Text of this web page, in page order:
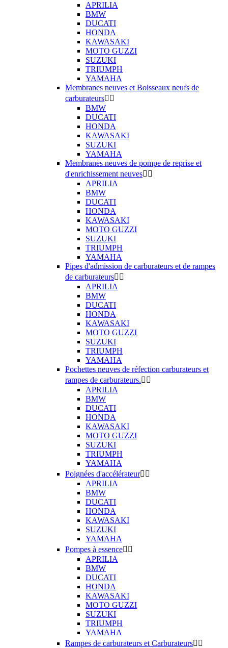
APRILIA
BMW
DUCATI
HONDA
KAWASAKI
MOTO GUZZI
SUZUKI
TRIUMPH
YAMAHA
Membranes neuves et Boisseaux neufs de
carburateurs 
BMW
DUCATI
HONDA
KAWASAKI
SUZUKI
YAMAHA
Membranes neuves de pompe de reprise et
d'enrichissement neuves 
APRILIA
BMW
DUCATI
HONDA
KAWASAKI
MOTO GUZZI
SUZUKI
TRIUMPH
YAMAHA
Pipes d'admission de carburateurs et de rampes
de carburateurs 
APRILIA
BMW
DUCATI
HONDA
KAWASAKI
MOTO GUZZI
SUZUKI
TRIUMPH
YAMAHA
Pochettes neuves de réfection carburateurs et
rampes de carburateurs. 
APRILIA
BMW
DUCATI
HONDA
KAWASAKI
MOTO GUZZI
SUZUKI
TRIUMPH
YAMAHA
Poignées d'accélérateur 
APRILIA
BMW
DUCATI
HONDA
KAWASAKI
SUZUKI
YAMAHA
Pompes à essence 
APRILIA
BMW
DUCATI
HONDA
KAWASAKI
MOTO GUZZI
SUZUKI
TRIUMPH
YAMAHA
Rampes de carburateurs et Carburateurs 